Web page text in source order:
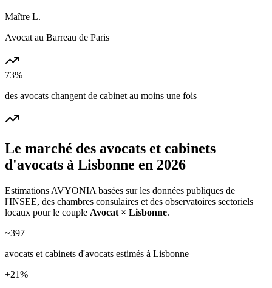
Maître L.
Avocat au Barreau de Paris
73%
des avocats changent de cabinet au moins une fois
Le marché des avocats et cabinets
d'avocats à Lisbonne en 2026
Estimations AVYONIA basées sur les données publiques de
l'INSEE, des chambres consulaires et des observatoires sectoriels
locaux pour le couple Avocat × Lisbonne.
~397
avocats et cabinets d'avocats estimés à Lisbonne
+21%